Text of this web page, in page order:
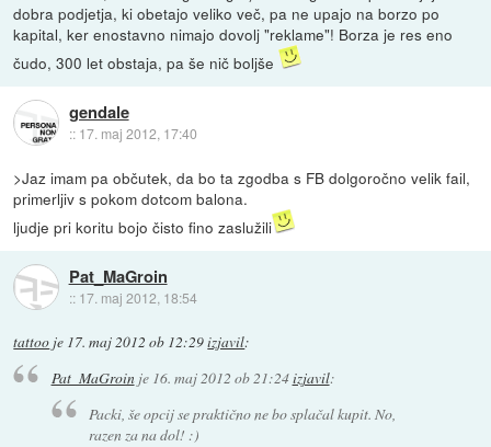
dobra podjetja, ki obetajo veliko več, pa ne upajo na borzo po
kapital, ker enostavno nimajo dovolj "reklame"! Borza je res eno
čudo, 300 let obstaja, pa še nič boljše
gendale
:: 17. maj 2012, 17:40
>Jaz imam pa občutek, da bo ta zgodba s FB dolgoročno velik fail,
primerljiv s pokom dotcom balona.
ljudje pri koritu bojo čisto fino zaslužili
Pat_MaGroin
:: 17. maj 2012, 18:54
tattoo je 17. maj 2012 ob 12:29izjavil:
Pat_MaGroinje 16. maj 2012 ob 21:24izjavil:
Packi, še opcij se praktično ne bo splačal kupit. No,
razen za na dol! :)